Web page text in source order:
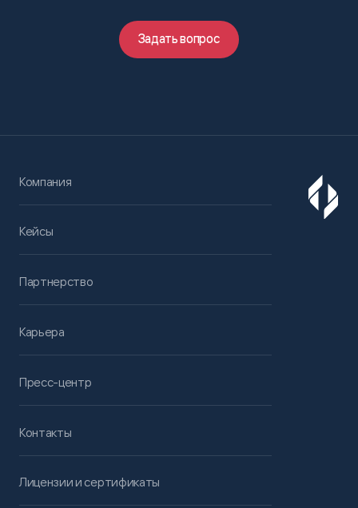
Задать вопрос
Компания
Кейсы
Партнерство
Карьера
Пресс-центр
Контакты
Лицензии и сертификаты